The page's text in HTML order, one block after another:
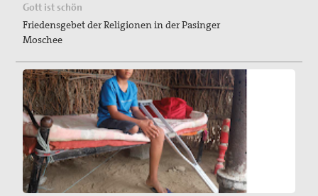
Gott ist schön
Friedensgebet der Religionen in der Pasinger
Moschee